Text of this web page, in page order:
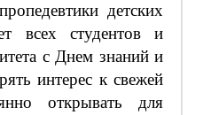
детских
всех студентов и
с Днем знаний и
интерес к свежей
открывать для